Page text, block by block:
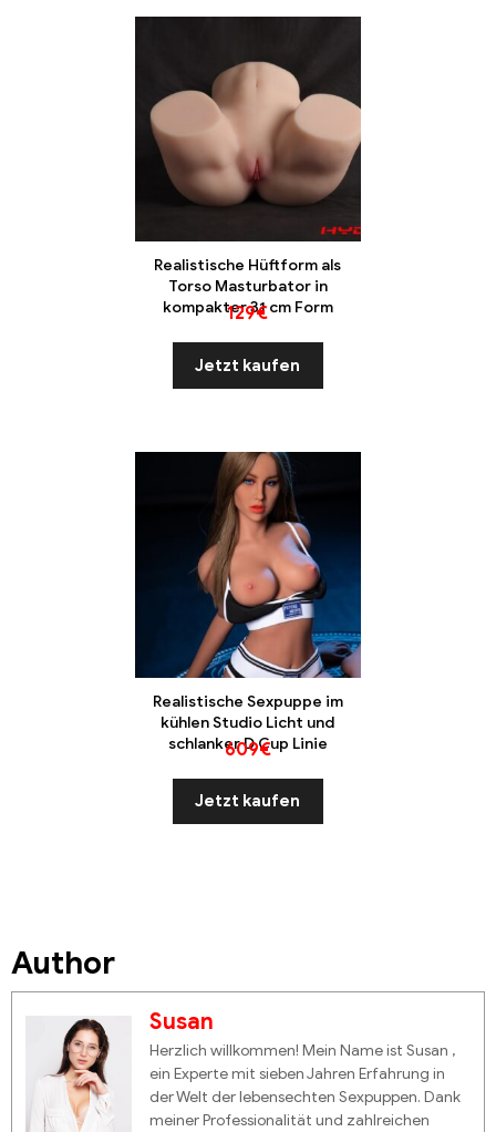
Realistische Hüftform als
Torso Masturbator in
kompakter 31 cm Form
129€
Jetzt kaufen
Realistische Sexpuppe im
kühlen Studio Licht und
schlanker D Cup Linie
609€
Jetzt kaufen
Author
Susan
Herzlich willkommen! Mein Name ist Susan ,
ein Experte mit sieben Jahren Erfahrung in
der Welt der lebensechten Sexpuppen. Dank
meiner Professionalität und zahlreichen